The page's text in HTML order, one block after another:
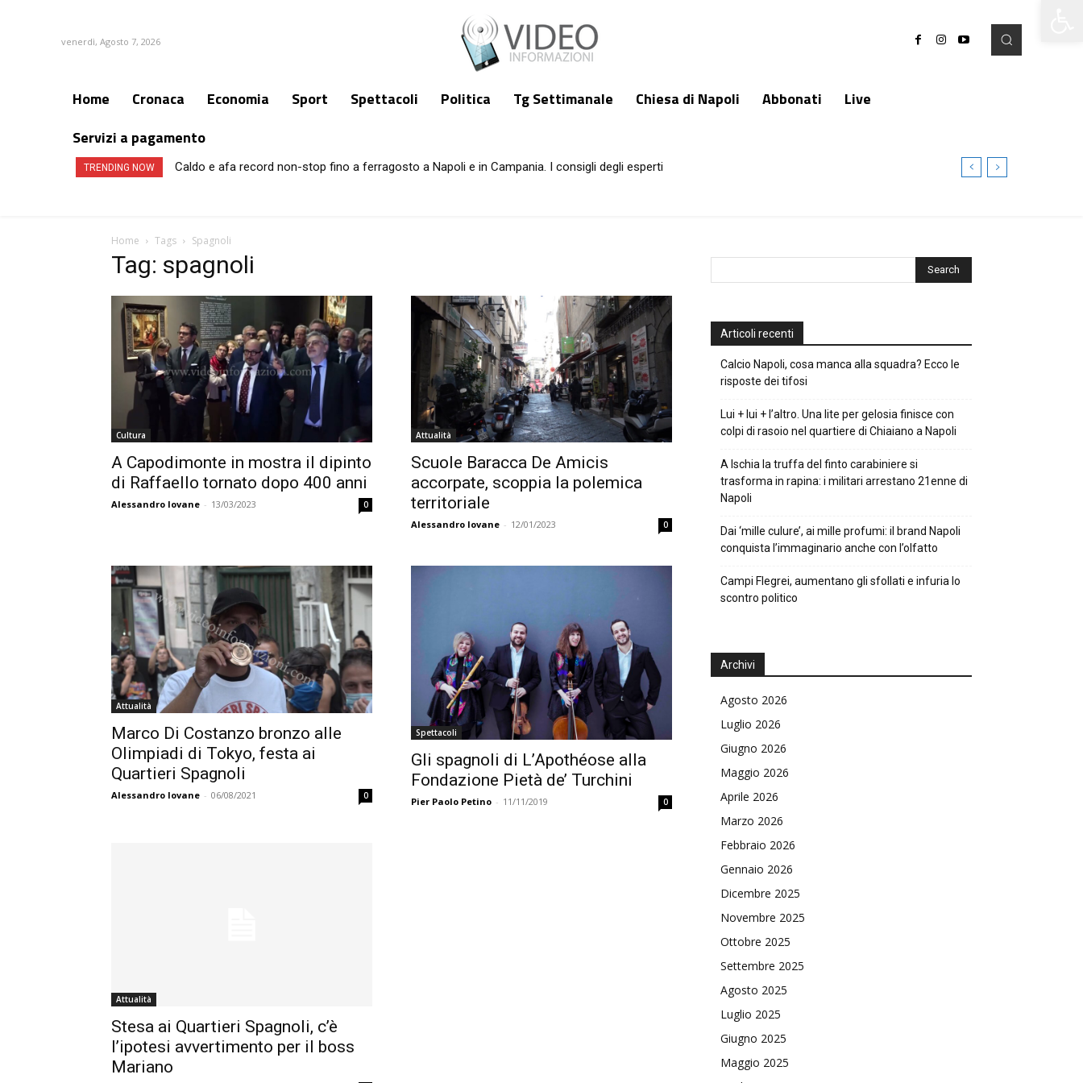
venerdì, Agosto 7, 2026
Home Cronaca Economia Sport Spettacoli Politica Tg Settimanale Chiesa di Napoli Abbonati
Live
Servizi a pagamento
TRENDING NOW Caldo e afa record non-stop fino a ferragosto a Napoli e in Campania. I consigli degli esperti
Home Tags Spagnoli
Tag: spagnoli
Cultura
A Capodimonte in mostra il dipinto
di Raffaello tornato dopo 400 anni
Alessandro Iovane - 13/03/2023 0
Attualità
Scuole Baracca De Amicis
accorpate, scoppia la polemica
territoriale
Alessandro Iovane - 12/01/2023 0
Attualità
Marco Di Costanzo bronzo alle
Olimpiadi di Tokyo, festa ai
Quartieri Spagnoli
Alessandro Iovane - 06/08/2021 0
Spettacoli
Gli spagnoli di L’Apothéose alla
Fondazione Pietà de’ Turchini
Pier Paolo Petino - 11/11/2019 0
Attualità
Stesa ai Quartieri Spagnoli, c’è
l’ipotesi avvertimento per il boss
Mariano
Articoli recenti
Calcio Napoli, cosa manca alla squadra? Ecco le
risposte dei tifosi
Lui + lui + l’altro. Una lite per gelosia finisce con
colpi di rasoio nel quartiere di Chiaiano a Napoli
A Ischia la truffa del finto carabiniere si
trasforma in rapina: i militari arrestano 21enne di
Napoli
Dai ‘mille culure’, ai mille profumi: il brand Napoli
conquista l’immaginario anche con l’olfatto
Campi Flegrei, aumentano gli sfollati e infuria lo
scontro politico
Archivi
Agosto 2026
Luglio 2026
Giugno 2026
Maggio 2026
Aprile 2026
Marzo 2026
Febbraio 2026
Gennaio 2026
Dicembre 2025
Novembre 2025
Ottobre 2025
Settembre 2025
Agosto 2025
Luglio 2025
Giugno 2025
Maggio 2025